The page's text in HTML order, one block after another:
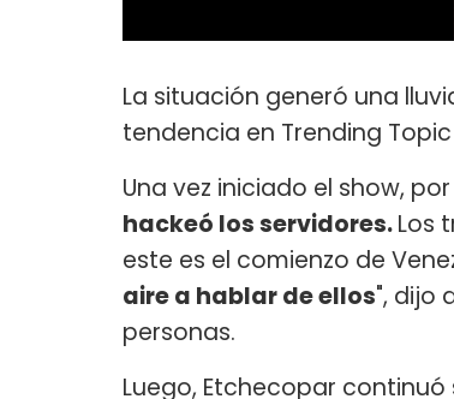
La situación generó una
tendencia en Trending
Una vez iniciado el show,
hackeó los servidores.Los
este es el comienzo de
aire a hablar de ellos", dijo
personas.
Luego, Etchecopar